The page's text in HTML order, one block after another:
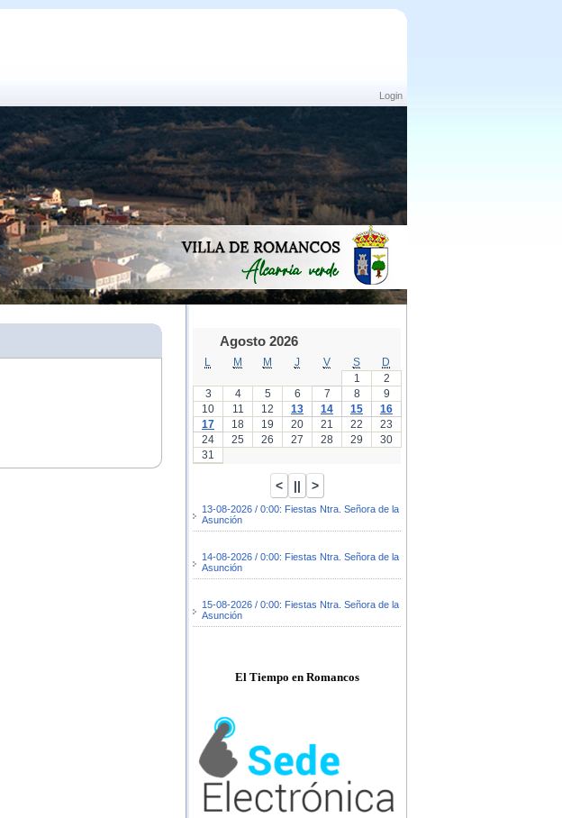
Login
Agosto 2026
M M J V S
D
1
2
3
4 5 6 7 8
9
10
11 12 13 14 15
16
17
18 19 20 21 22
23
24
25 26 27 28 29
30
31
13-08-2026 / 0:00: Fiestas Ntra. Señora de la
Asunción
14-08-2026 / 0:00: Fiestas Ntra. Señora de la
Asunción
15-08-2026 / 0:00: Fiestas Ntra. Señora de la
Asunción
El Tiempo en Romancos